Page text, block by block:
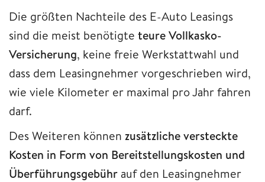
Die größten Nachteile des E-Auto Leasings
sind die meist benötigte teure Vollkasko-
Versicherung, keine freie Werkstattwahl und
dass dem Leasingnehmer vorgeschrieben wird,
wie viele Kilometer er maximal pro Jahr fahren
darf.
Des Weiteren können zusätzliche versteckte
Kosten in Form von Bereitstellungskosten und
Überführungsgebühr auf den Leasingnehmer